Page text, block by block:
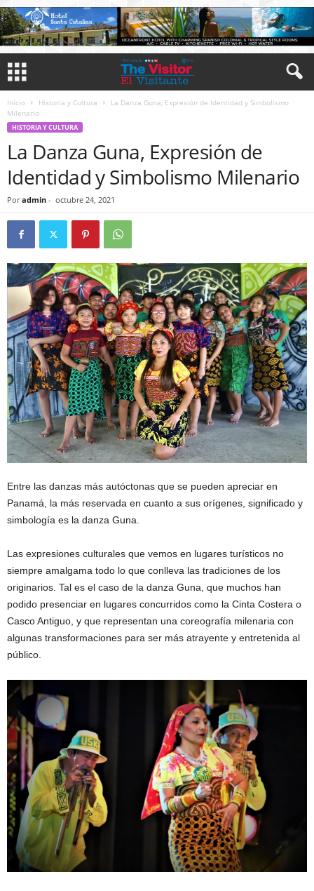
Inicio Historia y Cultura
La Danza Guna, Expresión de Identidad y Simbolismo
Milenario
HISTORIA Y CULTURA
La Danza Guna, Expresión de
Identidad y Simbolismo Milenario
Por admin - octubre 24, 2021
Entre las danzas más autóctonas que se pueden apreciar en
Panamá, la más reservada en cuanto a sus orígenes, significado y
simbología es la danza Guna.
Las expresiones culturales que vemos en lugares turísticos no
siempre amalgama todo lo que conlleva las tradiciones de los
originarios. Tal es el caso de la danza Guna, que muchos han
podido presenciar en lugares concurridos como la Cinta Costera o
Casco Antiguo, y que representan una coreografía milenaria con
algunas transformaciones para ser más atrayente y entretenida al
público.